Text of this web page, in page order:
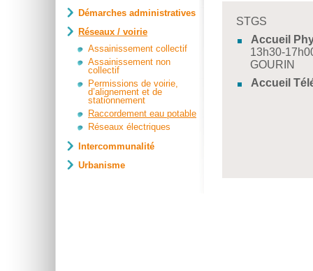
Démarches administratives
Réseaux / voirie
Assainissement collectif
Assainissement non
collectif
Permissions de voirie,
d’alignement et de
stationnement
Raccordement eau potable
Réseaux électriques
Intercommunalité
Urbanisme
STGS
Accueil
13h30-
GOURIN
Accueil